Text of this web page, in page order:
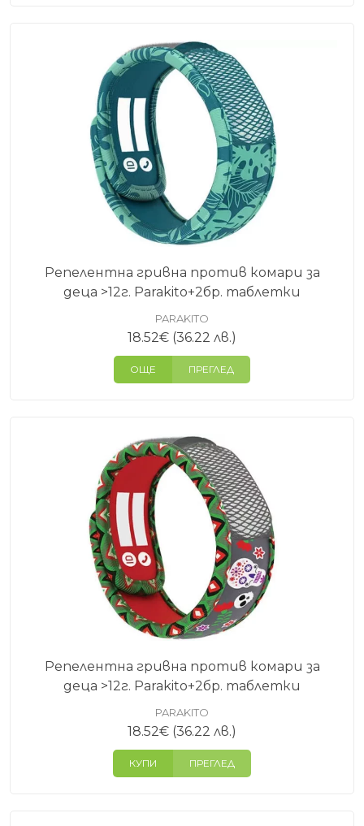
Репелентна гривна против комари за
деца >12г. Parakito+2бр. таблетки
PARAKITO
18.52€ (36.22 лв.)
ОЩЕ ПРЕГЛЕД
Репелентна гривна против комари за
деца >12г. Parakito+2бр. таблетки
PARAKITO
18.52€ (36.22 лв.)
КУПИ ПРЕГЛЕД